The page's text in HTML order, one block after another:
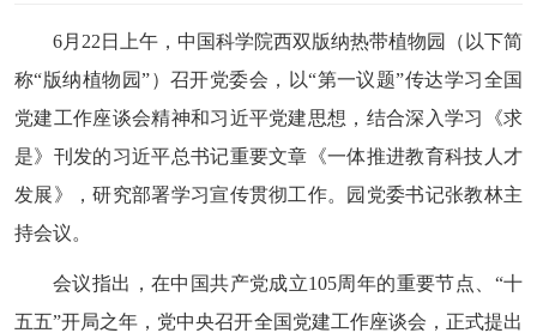
6月22日上午，中国科学院西双版纳热带植物园（以下简
称“版纳植物园”）召开党委会，以“第一议题”传达学习全国
党建工作座谈会精神和习近平党建思想，结合深入学习《求
是》刊发的习近平总书记重要文章《一体推进教育科技人才
发展》，研究部署学习宣传贯彻工作。园党委书记张教林主
持会议。
会议指出，在中国共产党成立105周年的重要节点、“十
五五”开局之年，党中央召开全国党建工作座谈会，正式提出